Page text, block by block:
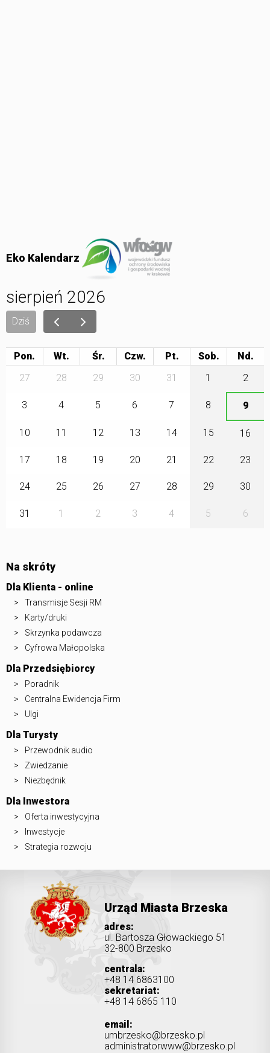
Eko Kalendarz
sierpień 2026
Dziś
Pon. Wt. Śr. Czw. Pt.
Sob.
27
28 29 30 31 1 2
3 4 5 6 7 8 9
10 11 12 13 14 15 16
17 18 19 20 21 22 23
24 25 26 27 28 29 30
31 1 2 3 4 5 6
Na skróty
Dla Klienta - online
Transmisje Sesji RM
Karty/druki
Skrzynka podawcza
Cyfrowa Małopolska
Dla Przedsiębiorcy
Poradnik
Centralna Ewidencja Firm
Ulgi
Dla Turysty
Przewodnik audio
Zwiedzanie
Niezbędnik
Dla Inwestora
Oferta inwestycyjna
Inwestycje
Strategia rozwoju
Urząd Miasta Brzeska
adres:
ul. Bartosza Głowackiego 51
32-800 Brzesko
centrala:
+48 14 6863100
sekretariat:
+48 14 6865 110
email:
umbrzesko@brzesko.pl
administratorwww@brzesko.pl